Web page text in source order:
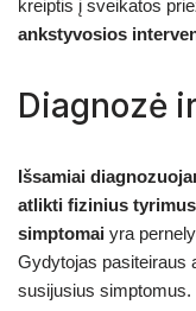
kreiptis į sveikatos
ankstyvosios
Diagnozė
Išsamiai
atlikti fizinius tyrimus
simptomai yra
Gydytojas pasiteiraus
susijusius simptomus.